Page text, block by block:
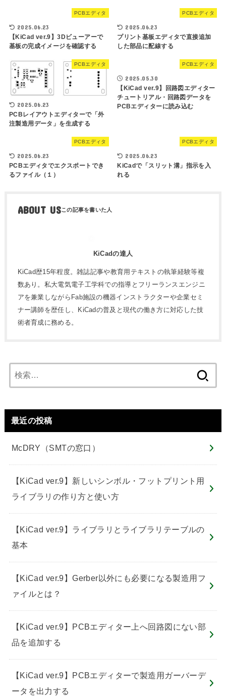
PCBエディタ
2025.06.23
【KiCad ver.9】3Dビューアーで
基板の完成イメージを確認する
PCBエディタ
2025.06.23
プリント基板エディタで直接追加
した部品に配線する
PCBエディタ
2025.06.23
PCBレイアウトエディターで「外
注製造用データ」を生成する
PCBエディタ
2025.05.30
【KiCad ver.9】回路図エディター
チュートリアル・回路図データを
PCBエディターに読み込む
PCBエディタ
2025.06.23
PCBエディタでエクスポートでき
るファイル（１）
PCBエディタ
2025.06.23
KiCadで「スリット溝」指示を入
れる
ABOUT US
KiCadの達人
KiCad歴15年程度。雑誌記事や教育用テキストの執筆経験等複
数あり。私大電気電子工学科での指導とフリーランスエンジニ
アを兼業しながらFab施設の機器インストラクターや企業セミ
ナー講師を歴任し、KiCadの普及と現代の働き方に対応した技
術者育成に務める。
索:
最近の投稿
McDRY（SMTの窓口）
【KiCad ver.9】新しいシンボル・フットプリント用
ライブラリの作り方と使い方
【KiCad ver.9】ライブラリとライブラリテーブルの
基本
【KiCad ver.9】Gerber以外にも必要になる製造用フ
ァイルとは？
【KiCad ver.9】PCBエディター上へ回路図にない部
品を追加する
【KiCad ver.9】PCBエディターで製造用ガーバーデ
ータを出力する